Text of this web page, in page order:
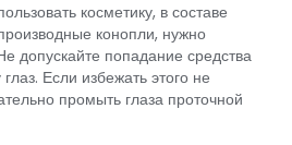
косметику, в составе
конопли, нужно
допускайте попадание средства
Если избежать этого не
промыть глаза проточной